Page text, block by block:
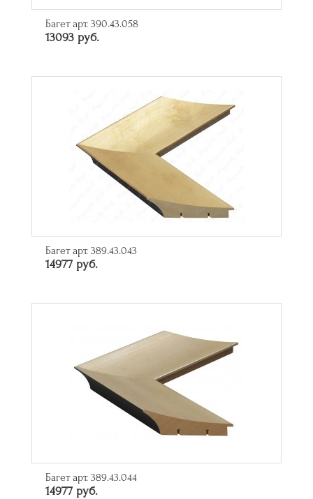
Багет арт. 390.43.058
13093 руб.
Багет арт. 389.43.043
14977 руб.
Багет арт. 389.43.044
14977 руб.